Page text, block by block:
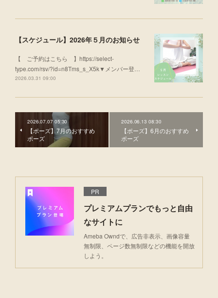
【スケジュール】2026年５月のお知らせ
【 ご予約はこちら 】https://select-
type.com/rsv/?id=n8Tms_s_X5k▼メンバー登…
2026.03.31 09:00
2026.07.07 05:30
【ポーズ】7月のおすすめ
ポーズ
2026.06.13 08:30
【ポーズ】6月のおすすめ
ポーズ
PR
プレミアムプランでもっと自由
なサイトに
Ameba Owndで、広告非表示、画像容量
無制限、ページ数無制限などの機能を開放
しよう。